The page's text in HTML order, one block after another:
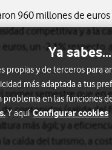
960 millones de
competitiva y a la
un -2,1% respecto
el primer semestre que
contenidos (salida del
más ágil; y a
la caída del turismo, a
Ya
propias y de terceros para
más adaptada a tus
en las funciones
Y aquí Configurar cookies